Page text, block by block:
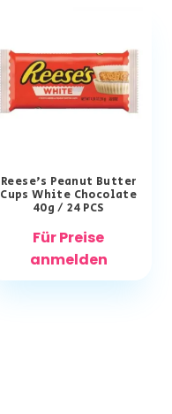
Reese’s Peanut Butter
Cups White Chocolate
40g / 24 PCS
Für Preise
anmelden